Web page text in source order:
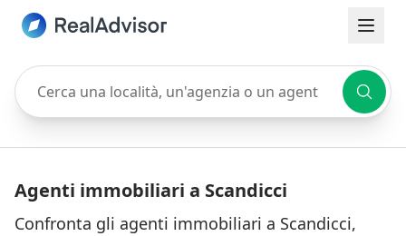
Cerca una località, un'agenzia o un agente
Agenti immobiliari a Scandicci
Confronta gli agenti immobiliari a Scandicci,